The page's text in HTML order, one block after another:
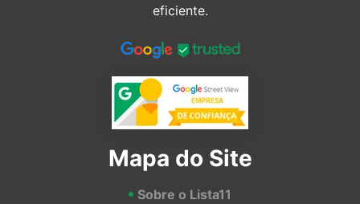
eficiente.
Mapa do Site
Sobre o Lista11